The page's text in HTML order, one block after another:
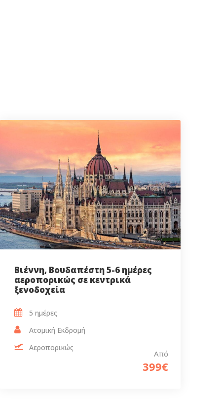
Βιέννη, Βουδαπέστη 5-6 ημέρες
αεροπορικώς σε κεντρικά
ξενοδοχεία
Από
399€
5 ημέρες‎
Ατομική Εκδρομή
Αεροπορικώς